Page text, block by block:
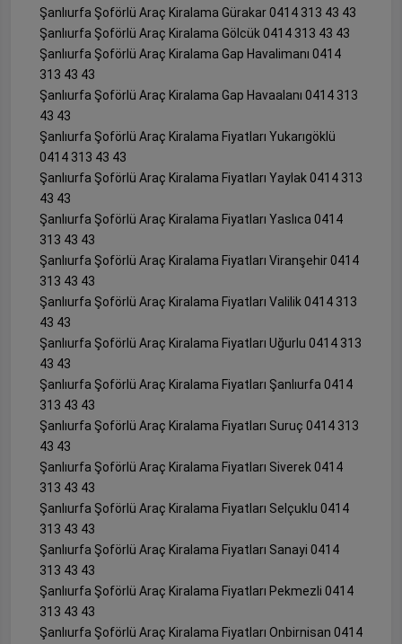
Şanlıurfa Şoförlü Araç Kiralama Gürakar 0414 313 43 43
Şanlıurfa Şoförlü Araç Kiralama Gölcük 0414 313 43 43
Şanlıurfa Şoförlü Araç Kiralama Gap Havalimanı 0414
313 43 43
Şanlıurfa Şoförlü Araç Kiralama Gap Havaalanı 0414 313
43 43
Şanlıurfa Şoförlü Araç Kiralama Fiyatları Yukarıgöklü
0414 313 43 43
Şanlıurfa Şoförlü Araç Kiralama Fiyatları Yaylak 0414 313
43 43
Şanlıurfa Şoförlü Araç Kiralama Fiyatları Yaslıca 0414
313 43 43
Şanlıurfa Şoförlü Araç Kiralama Fiyatları Viranşehir 0414
313 43 43
Şanlıurfa Şoförlü Araç Kiralama Fiyatları Valilik 0414 313
43 43
Şanlıurfa Şoförlü Araç Kiralama Fiyatları Uğurlu 0414 313
43 43
Şanlıurfa Şoförlü Araç Kiralama Fiyatları Şanlıurfa 0414
313 43 43
Şanlıurfa Şoförlü Araç Kiralama Fiyatları Suruç 0414 313
43 43
Şanlıurfa Şoförlü Araç Kiralama Fiyatları Siverek 0414
313 43 43
Şanlıurfa Şoförlü Araç Kiralama Fiyatları Selçuklu 0414
313 43 43
Şanlıurfa Şoförlü Araç Kiralama Fiyatları Sanayi 0414
313 43 43
Şanlıurfa Şoförlü Araç Kiralama Fiyatları Pekmezli 0414
313 43 43
Şanlıurfa Şoförlü Araç Kiralama Fiyatları Onbirnisan 0414